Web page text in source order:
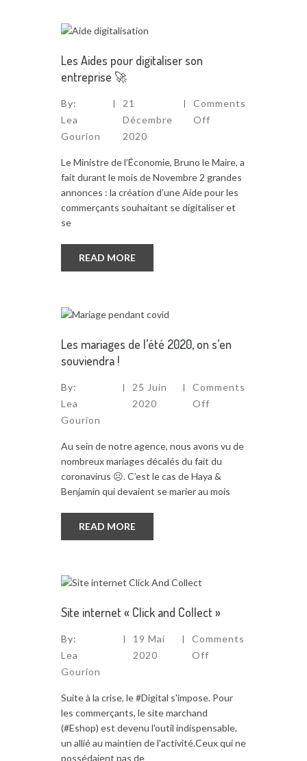
Les Aides pour digitaliser son
entreprise 🚀
By:
Lea
Gourion
21
Décembre
2020
Comments
Off
Le Ministre de l’Économie, Bruno le Maire, a
fait durant le mois de Novembre 2 grandes
annonces : la création d’une Aide pour les
commerçants souhaitant se digitaliser et
se
READ MORE
Les mariages de l’été 2020, on s’en
souviendra !
By:
Lea
Gourion
25 Juin
2020
Comments
Off
Au sein de notre agence, nous avons vu de
nombreux mariages décalés du fait du
coronavirus ☹. C’est le cas de Haya &
Benjamin qui devaient se marier au mois
READ MORE
Site internet « Click and Collect »
By:
Lea
Gourion
19 Mai
2020
Comments
Off
Suite à la crise, le #Digital s'impose. Pour
les commerçants, le site marchand
(#Eshop) est devenu l'outil indispensable,
un allié au maintien de l'activité.Ceux qui ne
possédaient pas de